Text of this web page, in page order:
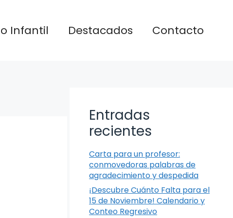
Infantil Destacados Contacto
Entradas
recientes
Carta para un profesor:
conmovedoras palabras de
agradecimiento y despedida
¡Descubre Cuánto Falta para el
15 de Noviembre! Calendario y
Conteo Regresivo